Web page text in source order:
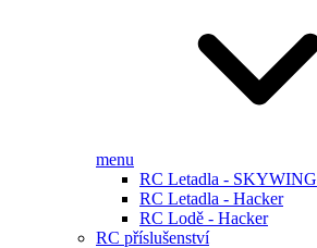
menu
RC Letadla - SKYWING
RC Letadla - Hacker
RC Lodě - Hacker
RC příslušenství